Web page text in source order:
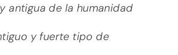
antigua de la humanidad
y fuerte tipo de